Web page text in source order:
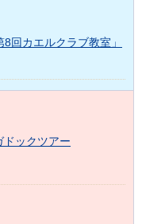
回カエルクラブ教室」
ドックツアー